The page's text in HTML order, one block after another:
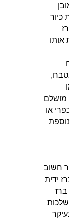
כיור
אותו
מושלם
או
חשוב
ידית